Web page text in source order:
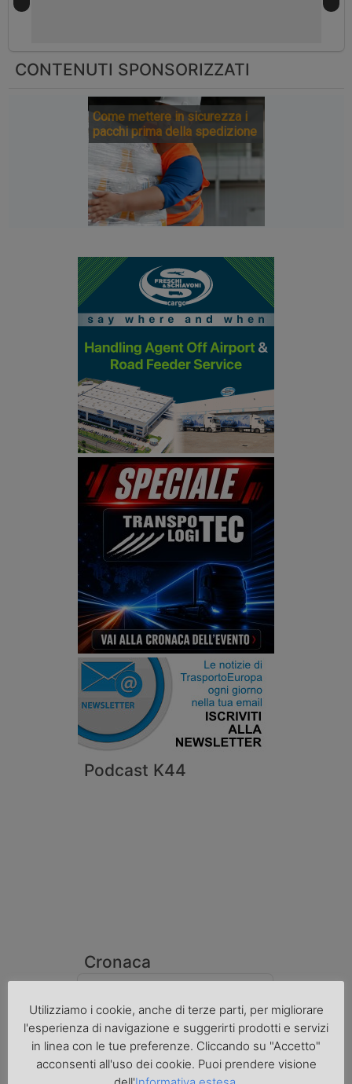
Podcast K44
Cronaca
CONTENUTI SPONSORIZZATI
Come mettere in sicurezza i
pacchi prima della spedizione
Utilizziamo i cookie, anche di terze parti, per migliorare
l'esperienza di navigazione e suggerirti prodotti e servizi
in linea con le tue preferenze. Cliccando su "Accetto"
acconsenti all'uso dei cookie. Puoi prendere visione